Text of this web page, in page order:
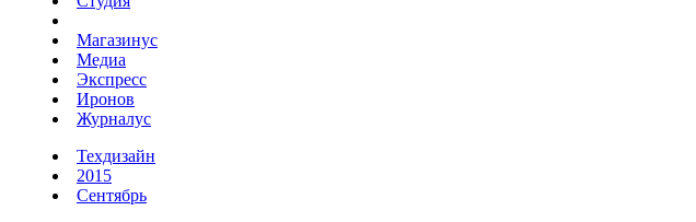
Магазинус
Медиа
Экспресс
Иронов
Журналус
Техдизайн
2015
Сентябрь